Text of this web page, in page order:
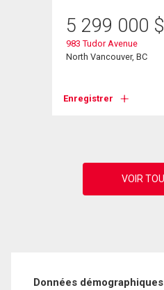
5 299 000 $
983 Tudor Avenue
North Vancouver, BC
Enregistrer
Données démographiques